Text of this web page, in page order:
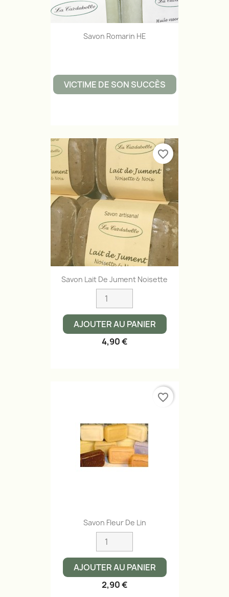
Savon Romarin HE
VICTIME DE SON SUCCÈS
Savon Lait De Jument Noisette
AJOUTER AU PANIER
4,90 €
favorite_border
Savon Fleur De Lin
AJOUTER AU PANIER
2,90 €
favorite_border